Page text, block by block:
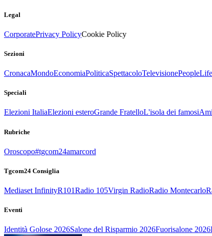
Legal
CorporatePrivacy PolicyCookie Policy
Sezioni
CronacaMondoEconomiaPoliticaSpettacoloTelevisionePeople
Speciali
Elezioni ItaliaElezioni esteroGrande FratelloL'isola dei famosi
Rubriche
Oroscopo#tgcom24amarcord
Tgcom24 Consiglia
Mediaset InfinityR101Radio 105Virgin RadioRadio Montecarlo
Eventi
Identità Golose 2026Salone del Risparmio 2026Fuorisalone 2026